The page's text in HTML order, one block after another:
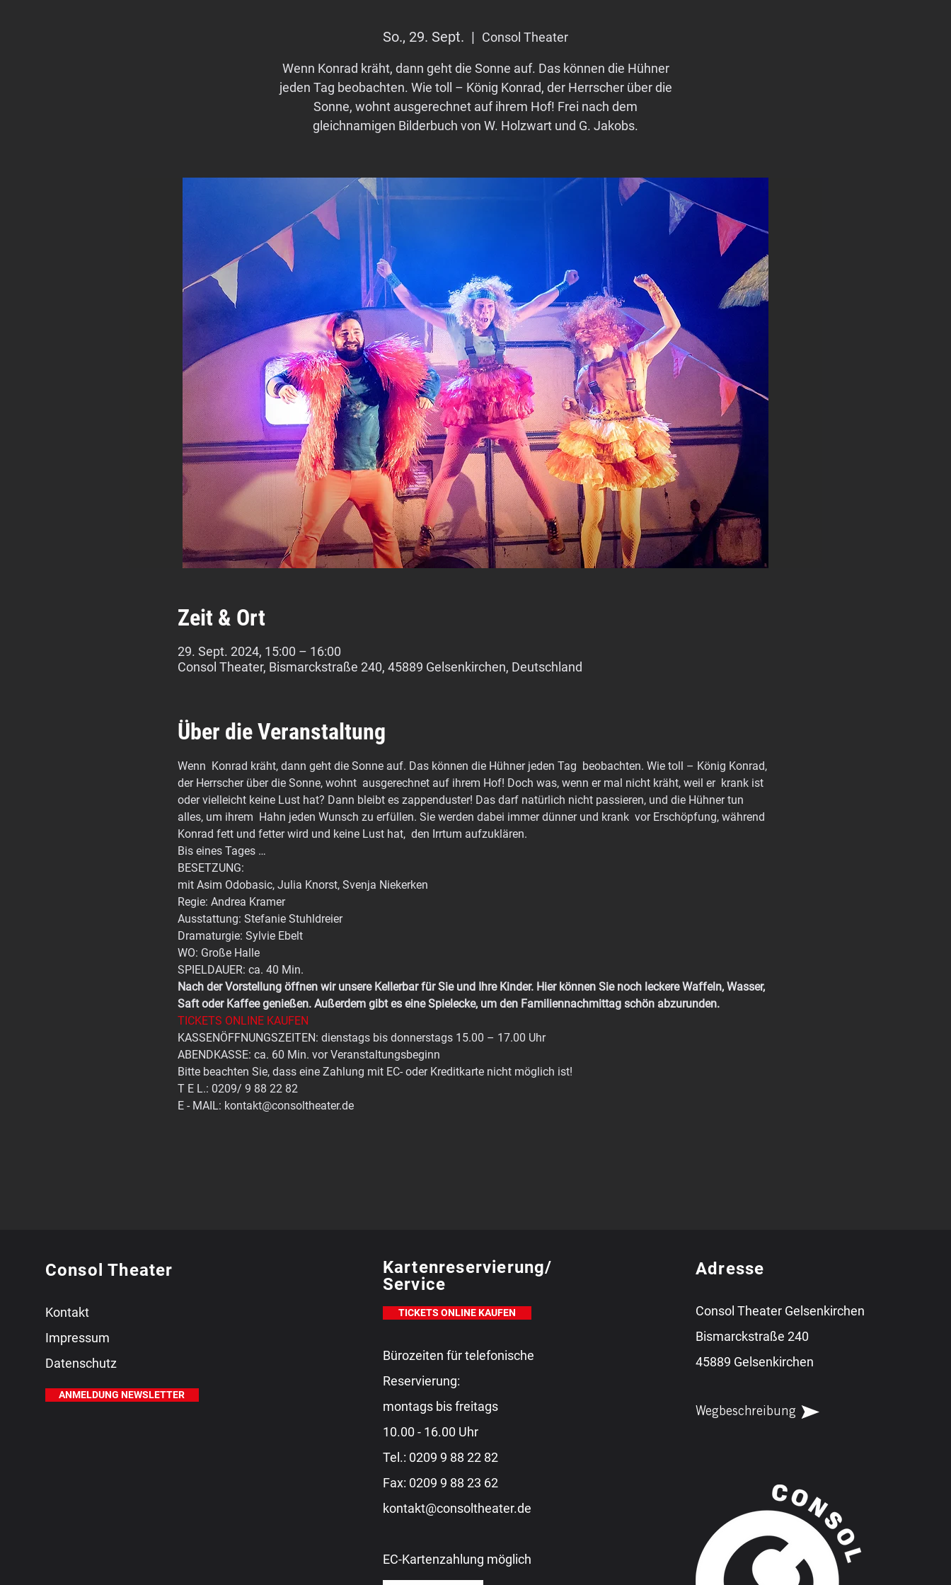
So., 29. Sept.
  |
Consol Theater
Wenn Konrad kräht, dann geht die Sonne auf. Das können die Hühner
jeden Tag beobachten. Wie toll – König Konrad, der Herrscher über die
Sonne, wohnt ausgerechnet auf ihrem Hof! Frei nach dem
gleichnamigen Bilderbuch von W. Holzwart und G. Jakobs.
Zeit & Ort
29. Sept. 2024, 15:00 – 16:00
Consol Theater, Bismarckstraße 240, 45889 Gelsenkirchen, Deutschland
Über die Veranstaltung
Wenn  Konrad kräht, dann geht die Sonne auf. Das können die Hühner jeden Tag  beobachten. Wie toll – König Konrad,
der Herrscher über die Sonne, wohnt  ausgerechnet auf ihrem Hof! Doch was, wenn er mal nicht kräht, weil er  krank ist
oder vielleicht keine Lust hat? Dann bleibt es zappenduster! Das darf natürlich nicht passieren, und die Hühner tun
alles, um ihrem  Hahn jeden Wunsch zu erfüllen. Sie werden dabei immer dünner und krank  vor Erschöpfung, während
Konrad fett und fetter wird und keine Lust hat,  den Irrtum aufzuklären.
Bis eines Tages …
BESETZUNG:
mit Asim Odobasic, Julia Knorst, Svenja Niekerken
Regie: Andrea Kramer
Ausstattung: Stefanie Stuhldreier
Dramaturgie: Sylvie Ebelt
WO: Große Halle
SPIELDAUER: ca. 40 Min.
Nach der Vorstellung öffnen wir unsere Kellerbar für Sie und Ihre Kinder. Hier können Sie noch leckere Waffeln, Wasser,
Saft oder Kaffee genießen. Außerdem gibt es eine Spielecke, um den Familiennachmittag schön abzurunden.
TICKETS ONLINE KAUFEN
KASSENÖFFNUNGSZEITEN: dienstags bis donnerstags 15.00 – 17.00 Uhr
ABENDKASSE: ca. 60 Min. vor Veranstaltungsbeginn
Bitte beachten Sie, dass eine Zahlung mit EC- oder Kreditkarte nicht möglich ist!
T E L.: 0209/ 9 88 22 82
E - MAIL: kontakt@consoltheater.de
Consol Theater
Kontakt
Impressum
Datenschutz
ANMELDUNG NEWSLETTER
Kartenreservierung/
Service
TICKETS ONLINE KAUFEN
Bürozeiten für telefonische
Reservierung:
montags bis freitags
10.00 - 16.00 Uhr
Tel.: 0209 9 88 22 82
Fax: 0209 9 88 23 62
kontakt@consoltheater.de
EC-Kartenzahlung möglich
Adresse
Consol Theater Gelsenkirchen
Bismarckstraße 240
45889 Gelsenkirchen
Wegbeschreibung